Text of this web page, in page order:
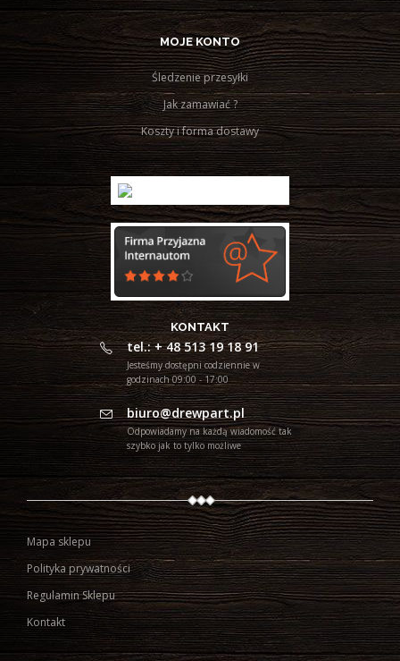
MOJE KONTO
Śledzenie przesyłki
Jak zamawiać ?
Koszty i forma dostawy
KONTAKT
tel.: + 48 513 19 18 91
Jesteśmy dostępni codziennie w
godzinach 09:00 - 17:00
biuro@drewpart.pl
Odpowiadamy na każdą wiadomość tak
szybko jak to tylko możliwe
Mapa sklepu
Polityka prywatności
Regulamin Sklepu
Kontakt